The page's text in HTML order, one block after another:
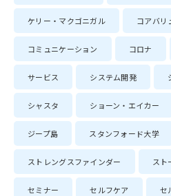
ケリー・マクゴニガル コアバリ
コミュニケーション コロナ
サービス システム開発
シャスタ ショーン・エイカー
ジープ島 スタンフォード大学
ストレングスファインダー スト
セミナー セルフケア セ